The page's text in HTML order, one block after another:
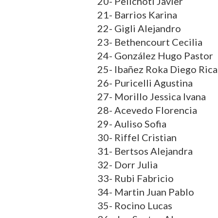
21- Barrios Karina
22- Gigli Alejandro
23- Bethencourt Cecilia
24- González Hugo Pastor
25- Ibañez Roka Diego
26- Puricelli Agustina
27- Morillo Jessica Ivana
28- Acevedo Florencia
29- Auliso Sofia
30- Riffel Cristian
31- Bertsos Alejandra
32- Dorr Julia
33- Rubi Fabricio
34- Martin Juan Pablo
35- Rocino Lucas